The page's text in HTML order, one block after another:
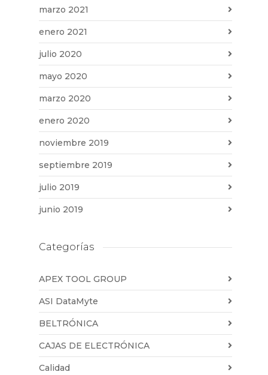
marzo 2021
enero 2021
julio 2020
mayo 2020
marzo 2020
enero 2020
noviembre 2019
septiembre 2019
julio 2019
junio 2019
Categorías
APEX TOOL GROUP
ASI DataMyte
BELTRÓNICA
CAJAS DE ELECTRÓNICA
Calidad